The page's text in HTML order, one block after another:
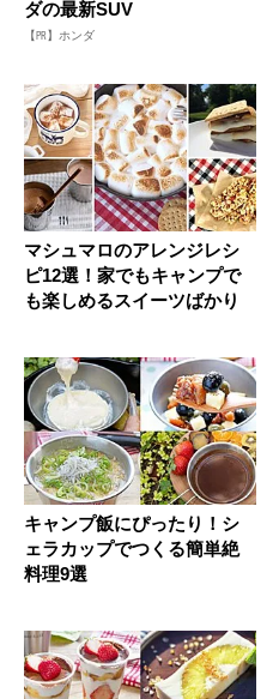
ダの最新SUV
【PR】ホンダ
マシュマロのアレンジレシ
ピ12選！家でもキャンプで
も楽しめるスイーツばかり
キャンプ飯にぴったり！シ
ェラカップでつくる簡単絶
料理9選